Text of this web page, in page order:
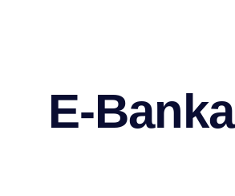
E-Banka